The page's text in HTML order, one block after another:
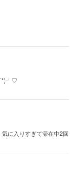
に入りすぎて滞在中2回